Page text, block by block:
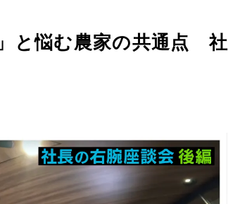
と悩む農家の共通点 社